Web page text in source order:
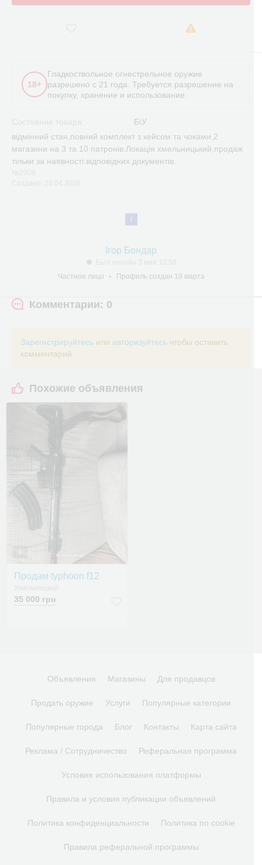
18+
Гладкоствольное огнестрельное оружие
разрешено с 21 года. Требуется разрешение на
покупку, хранение и использование.
Б\У
відмінний стан,повний комплект з кейсом та чоками,2
магазини на 3 та 10 патронів.Локація хмельницький,продаж
тільки за наявності відповідних документів.
Ігор Бондар
Частное лицо
Профиль создан 19 марта
Комментарии: 0
Зарегистрируйтесь или авторизуйтесь чтобы оставить
комментарий.
Похожие объявления
Продам typhoon f12
35 000 грн
Объявления Магазины Для продавцов
Продать оружие Услуги Популярные категории
Популярные города Блог Контакты Карта сайта
Реклама / Сотрудничество Реферальная программа
Условия использования платформы
Правила и условия публикации объявлений
Политика конфиденциальности Политика по cookie
Правила реферальной программы